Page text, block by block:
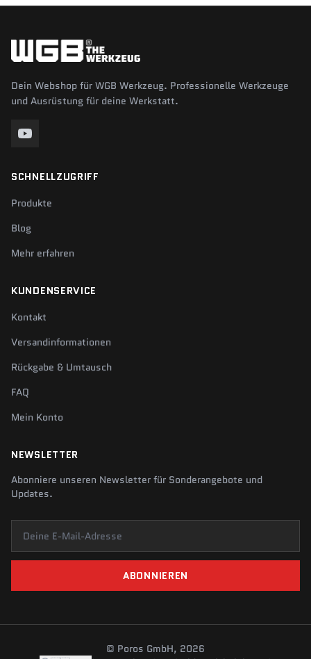
Dein Webshop für WGB Werkzeug. Professionelle Werkzeuge
und Ausrüstung für deine Werkstatt.
SCHNELLZUGRIFF
Produkte
Blog
Mehr erfahren
KUNDENSERVICE
Kontakt
Versandinformationen
Rückgabe & Umtausch
FAQ
Mein Konto
NEWSLETTER
Abonniere unseren Newsletter für Sonderangebote und
Updates.
Deine E-Mail-Adresse
ABONNIEREN
© Poros GmbH, 2026